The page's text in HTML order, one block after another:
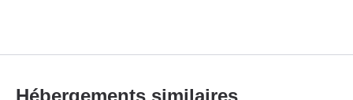
Hébergements similaires